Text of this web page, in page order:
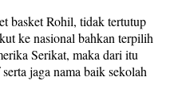
basket Rohil, tidak tertutup
ke nasional bahkan terpilih
Serikat, maka dari itu
jaga nama baik sekolah